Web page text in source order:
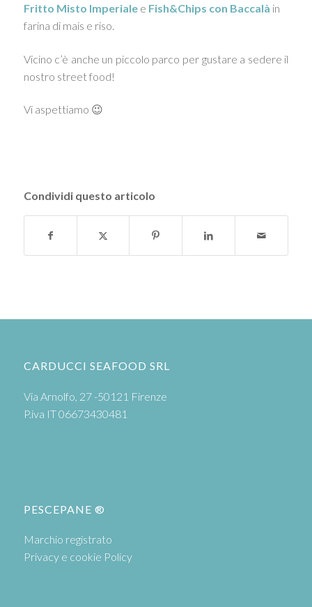
Fritto Misto Imperialee Fish&Chips con Baccalà in
farina di mais e riso.
Vicino c’è anche un piccolo parco per gustare a sedere il
nostro street food!
Vi aspettiamo 😉
Condividi questo articolo
CARDUCCI SEAFOOD SRL
Via Arnolfo, 27 -50121 Firenze
P.iva IT 06673430481
PESCEPANE ®
Marchio registrato
Privacy e cookie Policy